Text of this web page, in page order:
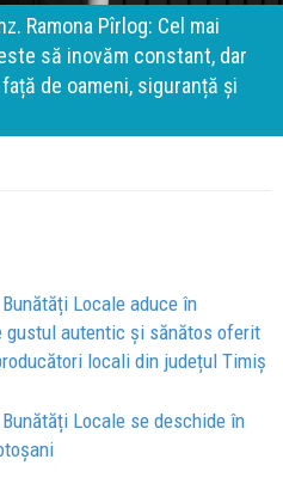
Ramona Pîrlog: Cel mai
să inovăm constant, dar
de oameni, siguranță și
Locale aduce în
gustul autentic și sănătos oferit
locali din județul Timiș
Locale se deschide în